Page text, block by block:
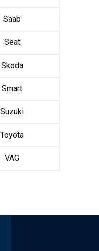
Saab
Seat
Skoda
Smart
Suzuki
Toyota
VAG